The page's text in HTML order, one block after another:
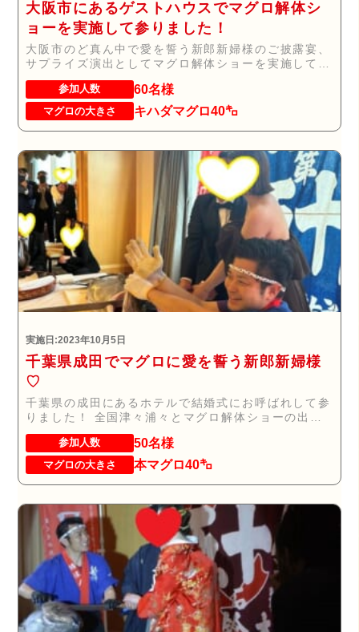
大阪市にあるゲストハウスでマグロ解体シ
ョーを実施して参りました！
大阪市のど真ん中で愛を誓う新郎新婦様のご披露宴、
サプライズ演出としてマグロ解体ショーを実施して参
りま...
参加人数 60名様
マグロの大きさ キハダマグロ40㌔
実施日:2023年10月5日
千葉県成田でマグロに愛を誓う新郎新婦様
♡
千葉県の成田にあるホテルで結婚式にお呼ばれして参
りました！ 全国津々浦々とマグロ解体ショーの出張
ケ...
参加人数 50名様
マグロの大きさ 本マグロ40㌔